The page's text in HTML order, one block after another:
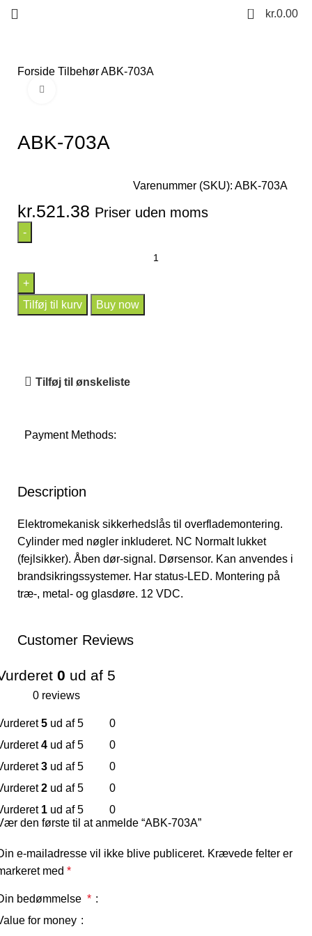
0 kr.0.00
Forside TilbehørABK-703A
ABK-703A
Varenummer (SKU): ABK-703A
kr.521.38 Priser uden moms
Tilføj til kurv Buy now
Tilføj til ønskeliste
Payment Methods:
Description
Elektromekanisk sikkerhedslås til overflademontering.
Cylinder med nøgler inkluderet. NC Normalt lukket
(fejlsikker). Åben dør-signal. Dørsensor. Kan anvendes i
brandsikringssystemer. Har status-LED. Montering på
træ-, metal- og glasdøre. 12 VDC.
Customer Reviews
0 ud af 5
0 reviews
5 ud af 5
0
4 ud af 5
0
3 ud af 5
0
2 ud af 5
0
1 ud af 5 0
den første til at anmelde “ABK-703A”
e-mailadresse vil ikke blive publiceret. Krævede felter er
med *
bedømmelse *
for money